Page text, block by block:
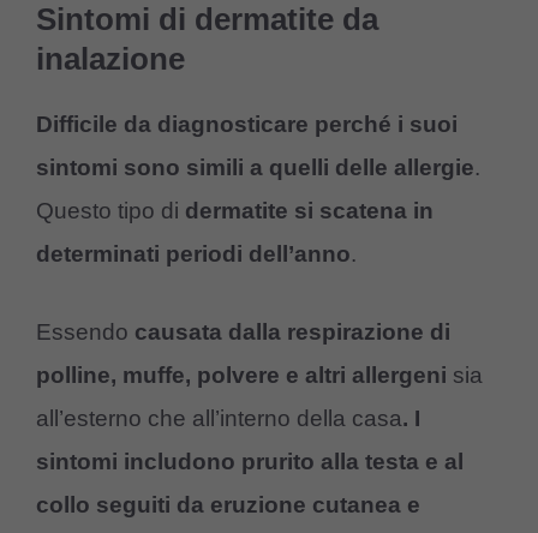
Sintomi di dermatite da
inalazione
Difficile da diagnosticare perché i suoi
sintomi sono simili a quelli delle allergie.
Questo tipo di dermatite si scatena in
determinati periodi dell’anno.
Essendo causata dalla respirazione di
polline, muffe, polvere e altri allergeni sia
all’esterno che all’interno della casa. I
sintomi includono prurito alla testa e al
collo seguiti da eruzione cutanea e